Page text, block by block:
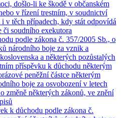
došlo-li ke škodě v občanském
v řízení trestním, v soudnictví
v těch případech, kdy stát odpovídá
či soudního exekutora
podle zákona č. 357/2005 Sb., o
národního boje za vznik a
a některých pozůstalých
příspěvku k důchodu některým
peněžní částce některým
boje za osvobození v letech
změně některých zákonů, ve znění
k důchodu podle zákona č.